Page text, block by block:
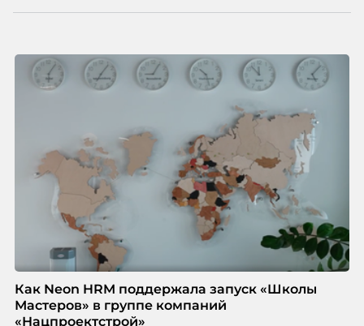
Как Neon HRM поддержала запуск «Школы
Мастеров» в группе компаний
«Нацпроектстрой»